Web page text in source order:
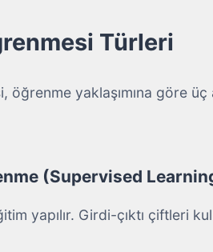
Türleri
öğrenme yaklaşımına göre üç
(Supervised
yapılır. Girdi-çıktı çiftleri